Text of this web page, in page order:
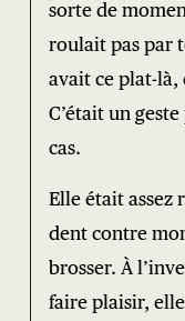
sorte de
roulait pas par
avait ce plat-là,
C’était un
cas.
Elle était assez
dent contre
brosser. À
faire plaisir,